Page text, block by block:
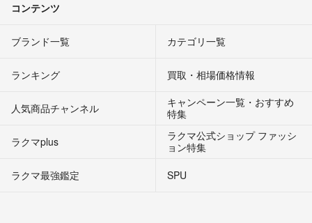
コンテンツ
ブランド一覧 カテゴリ一覧
ランキング 買取・相場価格情報
人気商品チャンネル
キャンペーン一覧・おすすめ
特集
ラクマplus
ラクマ公式ショップ ファッシ
ョン特集
ラクマ最強鑑定
SPU